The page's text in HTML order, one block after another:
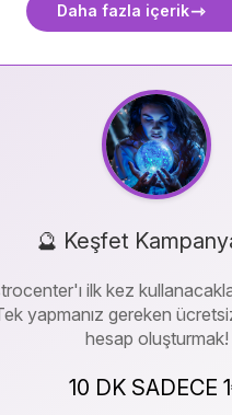
duayı bulabilirsiniz.
Daha fazla içerik
🔮 Keşfet
ilk kez
yapmanız gereken
hesap oluşturmak!
10 DK SADECE